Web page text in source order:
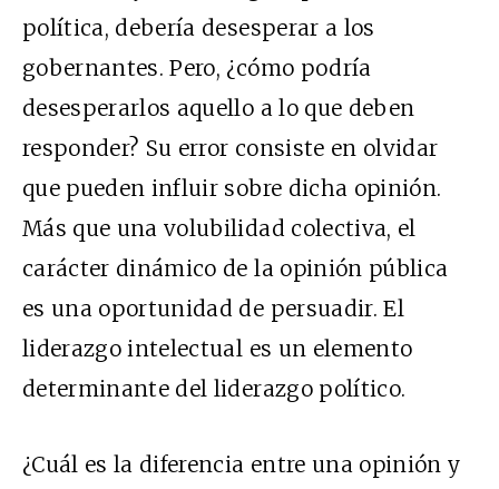
política, debería desesperar a los
gobernantes. Pero, ¿cómo podría
desesperarlos aquello a lo que deben
responder? Su error consiste en olvidar
que pueden influir sobre dicha opinión.
Más que una volubilidad colectiva, el
carácter dinámico de la opinión pública
es una oportunidad de persuadir. El
liderazgo intelectual es un elemento
determinante del liderazgo político.
¿Cuál es la diferencia entre una opinión y